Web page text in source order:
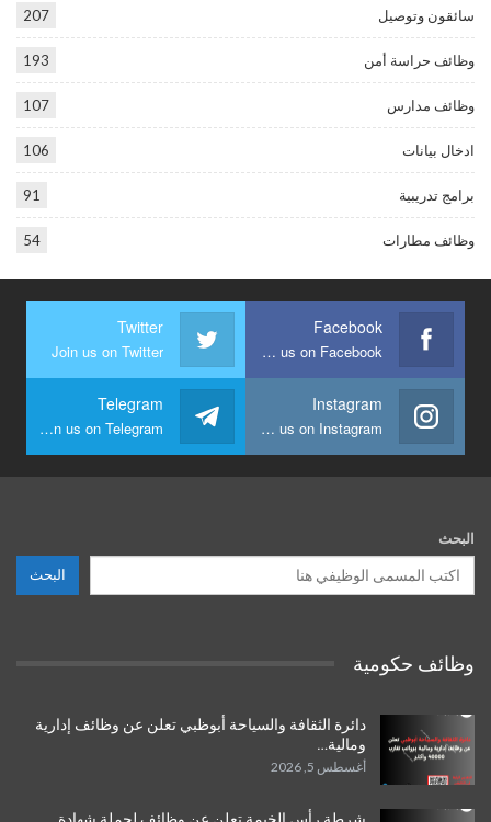
سائقون وتوصيل 207
وظائف حراسة أمن 193
وظائف مدارس 107
ادخال بيانات 106
برامج تدريبية 91
وظائف مطارات 54
Facebook
Join us on Facebook
Twitter
Join us on Twitter
Instagram
Join us on Instagram
Telegram
Join us on Telegram
البحث
البحث
وظائف حكومية
دائرة الثقافة والسياحة أبوظبي تعلن عن وظائف إدارية
ومالية…
أغسطس 5, 2026